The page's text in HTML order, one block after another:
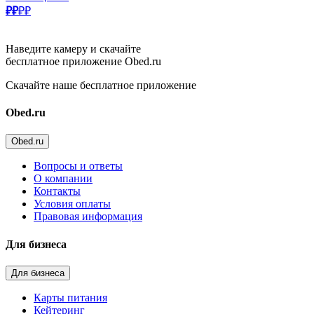
₽₽₽₽
Наведите камеру и скачайте
бесплатное приложение Obed.ru
Скачайте наше бесплатное приложение
Obed.ru
Obed.ru
Вопросы и ответы
О компании
Контакты
Условия оплаты
Правовая информация
Для бизнеса
Для бизнеса
Карты питания
Кейтеринг